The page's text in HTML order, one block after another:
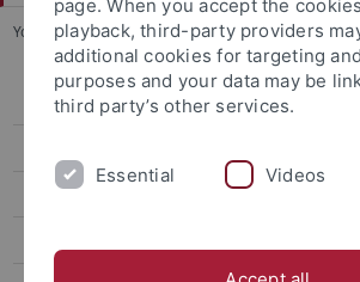
You are here: Startseite ... Prof. Dr. Karin
Personal
Curriculum Vitae
page. When you accept the
playback, third-party providers
additional cookies for targeting
purposes and your data may be
third party’s other services.
Essential Videos